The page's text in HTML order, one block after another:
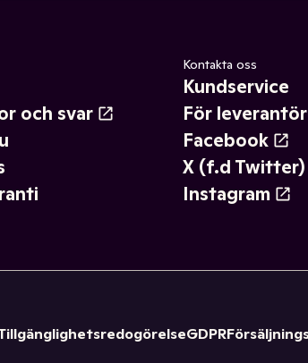
och svar
Kontakta oss
Kundservice
För
Facebook
X (f.d Twitter)
Instagram
GDPR